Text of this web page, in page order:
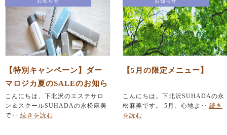
【特別キャンペーン】ダー
マロジカ夏のSALEのお知ら
せ
こんにちは、下北沢のエステサロ
ン＆スクールSUHADAの永松麻美
で‥ 続きを読む
【5月の限定メニュー】
こんにちは。下北沢SUHADAの永
松麻美です。 5月、心地よ‥ 続き
を読む